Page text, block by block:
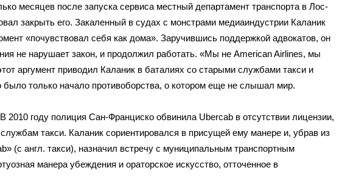
месяцев после запуска сервиса местный департамент транспорта в Лос-
закрыть его. Закаленный в судах с монстрами медиаиндустрии Каланик
«почувствовал себя как дома». Заручившись поддержкой адвокатов, он
не нарушает закон, и продолжил работать. «Мы не American Airlines, мы
аргумент приводил Каланик в баталиях со старыми службами такси и
было только начало противоборства, о котором еще не слышал мир.
году полиция Сан-Франциско обвинила Ubercab в отсутствии лицензии,
такси. Каланик сориентировался в присущей ему манере и, убрав из
(с англ. такси), назначил встречу с муниципальным транспортным
манера убеждения и ораторское искусство, отточенное в